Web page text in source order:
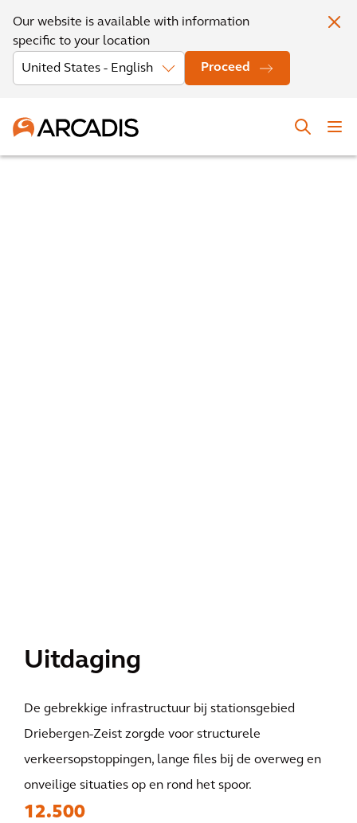
Our website is available with information
specific to your location
Proceed
Uitdaging
De gebrekkige infrastructuur bij stationsgebied
Driebergen-Zeist zorgde voor structurele
verkeersopstoppingen, lange files bij de overweg en
onveilige situaties op en rond het spoor.
12.500